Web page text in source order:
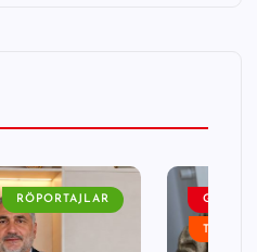
RÖPORTAJLAR
TURIZM